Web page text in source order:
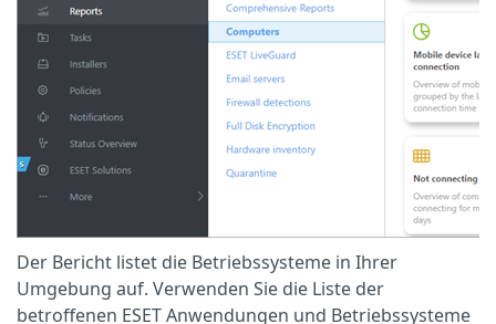
Der Bericht listet die Betriebssysteme in Ihrer
Umgebung auf. Verwenden Sie die Liste der
betroffenen ESET Anwendungen und Betriebssysteme